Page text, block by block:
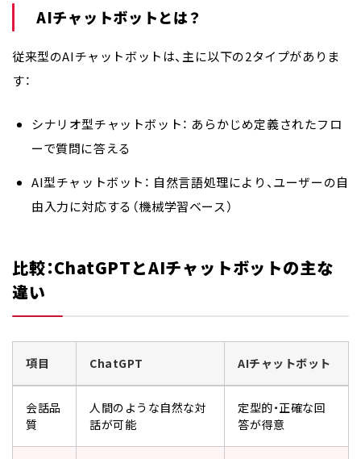
AIチャットボットとは？
従来型のAIチャットボットは、主に以下の2タイプがありま
す：
シナリオ型チャットボット： あらかじめ定義されたフロ
ーで質問に答える
AI型チャットボット： 自然言語処理により、ユーザーの自
由入力に対応する（機械学習ベース）
比較：ChatGPTとAIチャットボットの主な
違い
項目 ChatGPT AIチャットボット
会話品
質
人間のような自然な対
話が可能
定型的・正確な回
答が得意